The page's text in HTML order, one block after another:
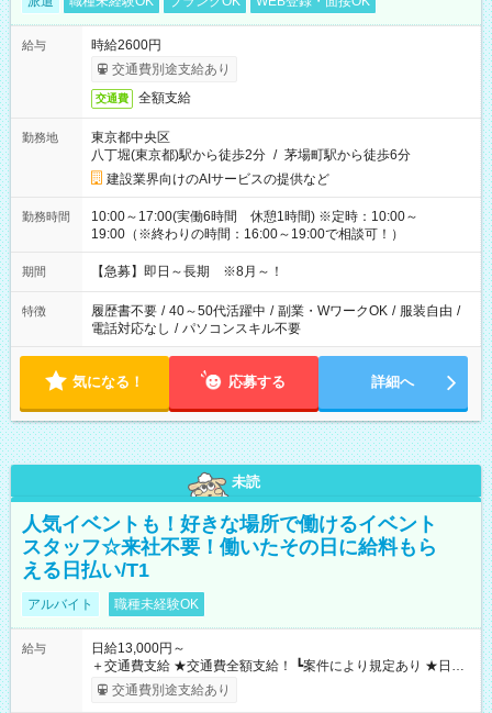
給与
時給2600円
交通費別途支給あり
交通費 全額支給
勤務地
東京都中央区
八丁堀(東京都)駅から徒歩2分 / 茅場町駅から徒歩6分
建設業界向けのAIサービスの提供など
勤務時間
10:00～17:00(実働6時間 休憩1時間) ※定時：10:00～
19:00（※終わりの時間：16:00～19:00で相談可！）
期間 【急募】即日～長期 ※8月～！
特徴 履歴書不要 / 40～50代活躍中 / 副業・WワークOK / 服装自由 /
電話対応なし / パソコンスキル不要
気になる！ 応募する 詳細へ
未読
人気イベントも！好きな場所で働けるイベント
スタッフ☆来社不要！働いたその日に給料もら
える日払い/T1
アルバイト 職種未経験OK
給与
日給13,000円～
＋交通費支給 ★交通費全額支給！ ┗案件により規定あり ★日払
いOK！（規定あり） ┗働いたその日に現金GET♪ お仕事後はコ
ンビニATMから 日払い分を引き落とせます！ 【試用期間】試
交通費別途支給あり